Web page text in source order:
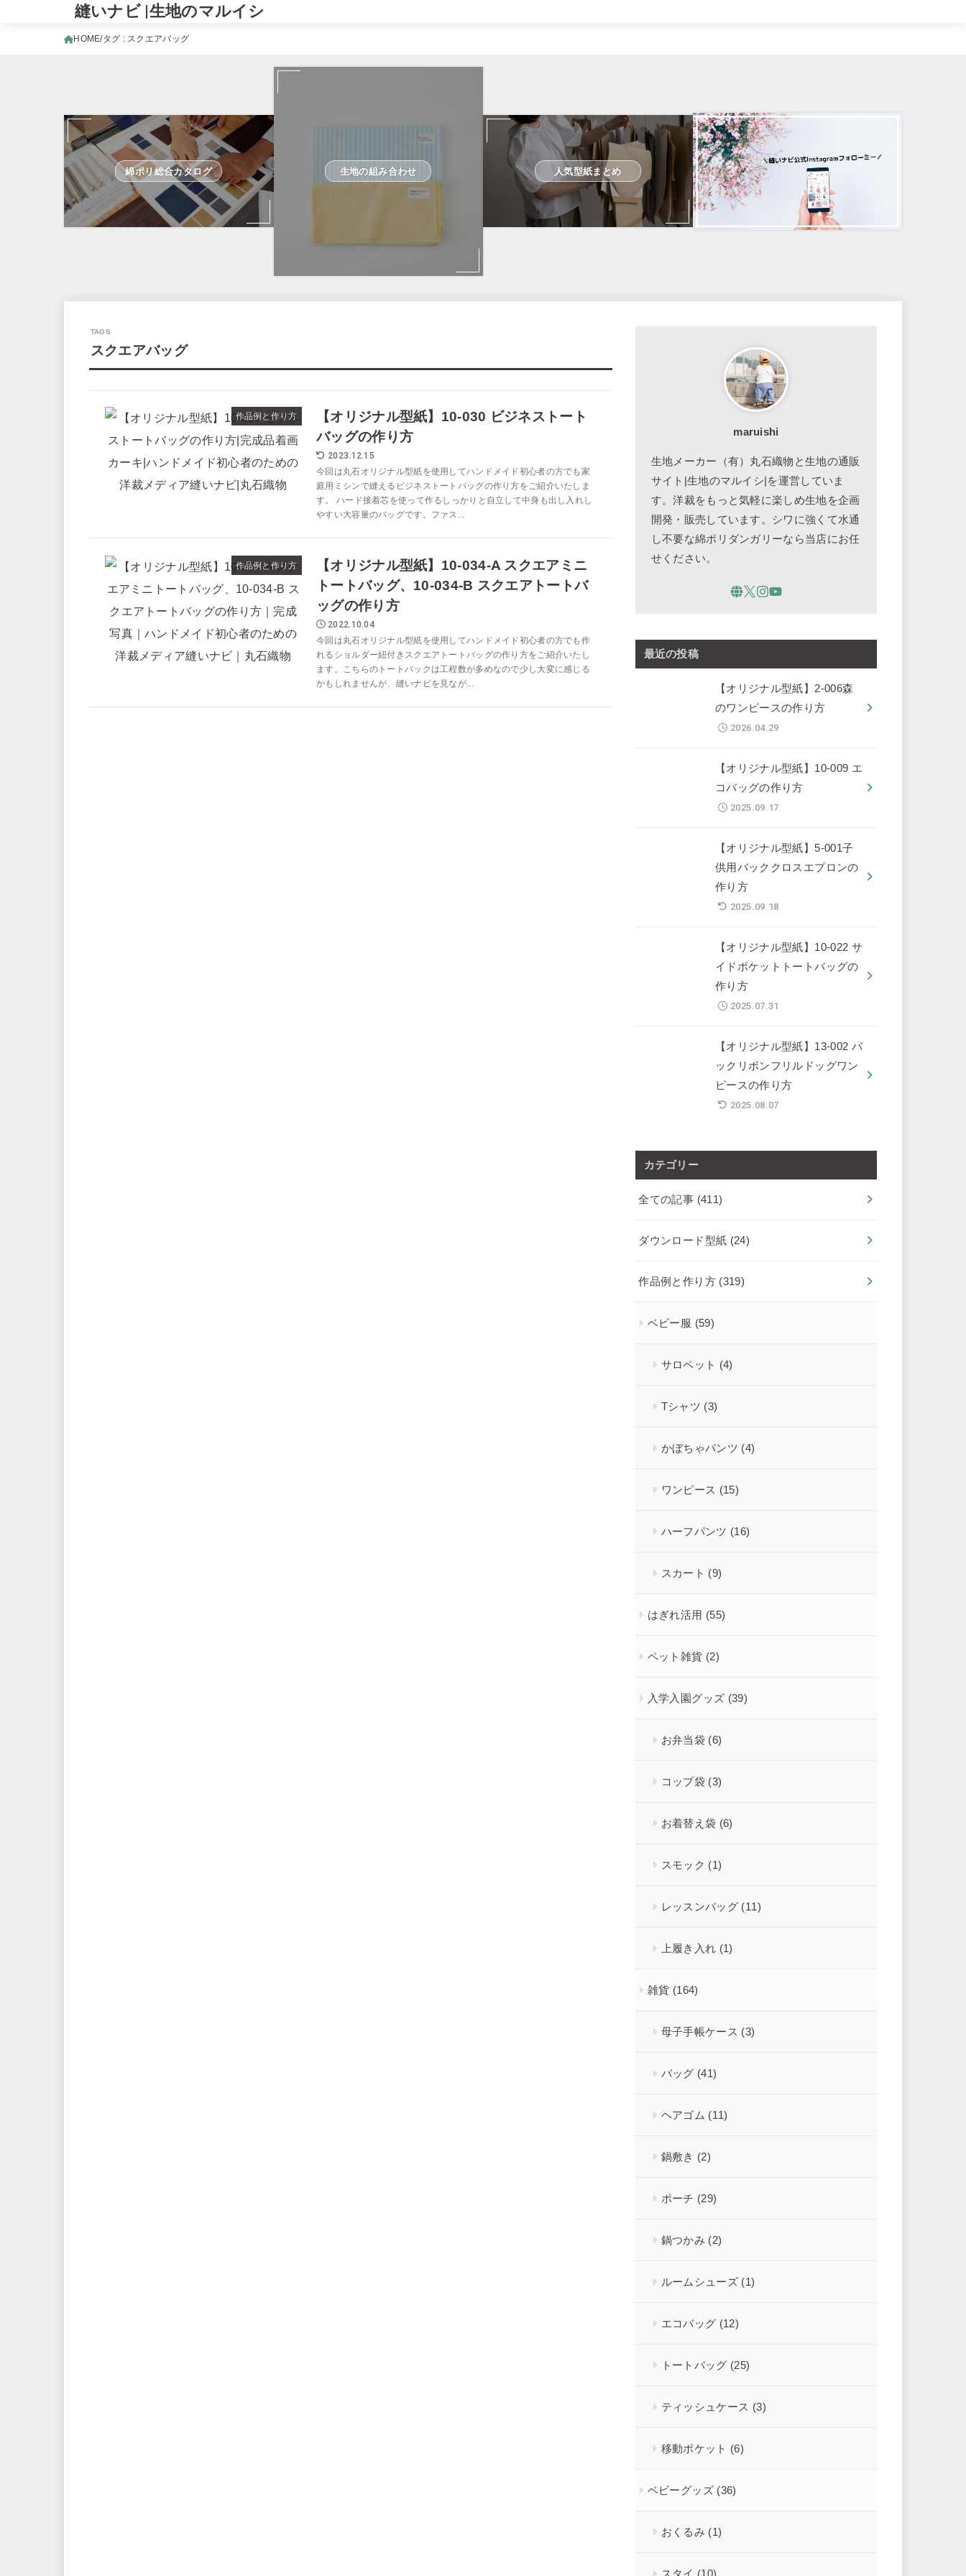
縫いナビ |生地のマルイシ
HOME タグ : スクエアバッグ
綿ポリ総合カタログ 生地の組み合わせ 人気型紙まとめ
スクエアバッグ
作品例と作り方
【オリジナル型紙】10-030 ビジネストート
バッグの作り方
2023.12.15
今回は丸石オリジナル型紙を使用してハンドメイド初心者の方でも家
庭用ミシンで縫えるビジネストートバッグの作り方をご紹介いたしま
す。 ハード接着芯を使って作るしっかりと自立して中身も出し入れし
やすい大容量のバッグです。ファス...
作品例と作り方
【オリジナル型紙】10-034-A スクエアミニ
トートバッグ、10-034-B スクエアトートバ
ッグの作り方
2022.10.04
今回は丸石オリジナル型紙を使用してハンドメイド初心者の方でも作
れるショルダー紐付きスクエアトートバッグの作り方をご紹介いたし
ます。こちらのトートバックは工程数が多めなので少し大変に感じる
かもしれませんが、縫いナビを見なが...
maruishi
生地メーカー（有）丸石織物と生地の通販
サイト|生地のマルイシ|を運営していま
す。洋裁をもっと気軽に楽しめ生地を企画
開発・販売しています。シワに強くて水通
し不要な綿ポリダンガリーなら当店にお任
せください。
最近の投稿
【オリジナル型紙】2-006森
のワンピースの作り方
2026.04.29
【オリジナル型紙】10-009 エ
コバッグの作り方
2025.09.17
【オリジナル型紙】5-001子
供用バッククロスエプロンの
作り方
2025.09.18
【オリジナル型紙】10-022 サ
イドポケットトートバッグの
作り方
2025.07.31
【オリジナル型紙】13-002 バ
ックリボンフリルドッグワン
ピースの作り方
2025.08.07
カテゴリー
全ての記事 (411)
ダウンロード型紙 (24)
作品例と作り方 (319)
ベビー服 (59)
サロペット (4)
Tシャツ (3)
かぼちゃパンツ (4)
ワンピース (15)
ハーフパンツ (16)
スカート (9)
はぎれ活用 (55)
ペット雑貨 (2)
入学入園グッズ (39)
お弁当袋 (6)
コップ袋 (3)
お着替え袋 (6)
スモック (1)
レッスンバッグ (11)
上履き入れ (1)
雑貨 (164)
母子手帳ケース (3)
バッグ (41)
ヘアゴム (11)
鍋敷き (2)
ポーチ (29)
鍋つかみ (2)
ルームシューズ (1)
エコバッグ (12)
トートバッグ (25)
ティッシュケース (3)
移動ポケット (6)
ベビーグッズ (36)
おくるみ (1)
スタイ (10)